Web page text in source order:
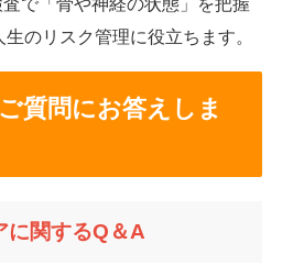
のリスク管理に役立ちます。
質問にお答えしま
に関するQ＆A